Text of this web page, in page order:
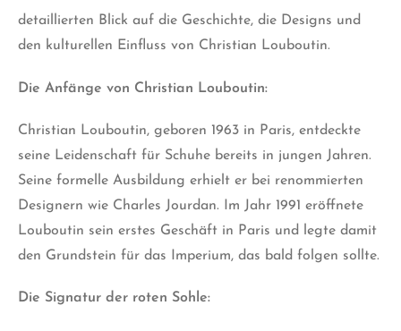
detaillierten Blick auf die Geschichte, die Designs und
den kulturellen Einfluss von Christian Louboutin.
Die Anfänge von Christian Louboutin:
Christian Louboutin, geboren 1963 in Paris, entdeckte
seine Leidenschaft für Schuhe bereits in jungen Jahren.
Seine formelle Ausbildung erhielt er bei renommierten
Designern wie Charles Jourdan. Im Jahr 1991 eröffnete
Louboutin sein erstes Geschäft in Paris und legte damit
den Grundstein für das Imperium, das bald folgen sollte.
Die Signatur der roten Sohle: